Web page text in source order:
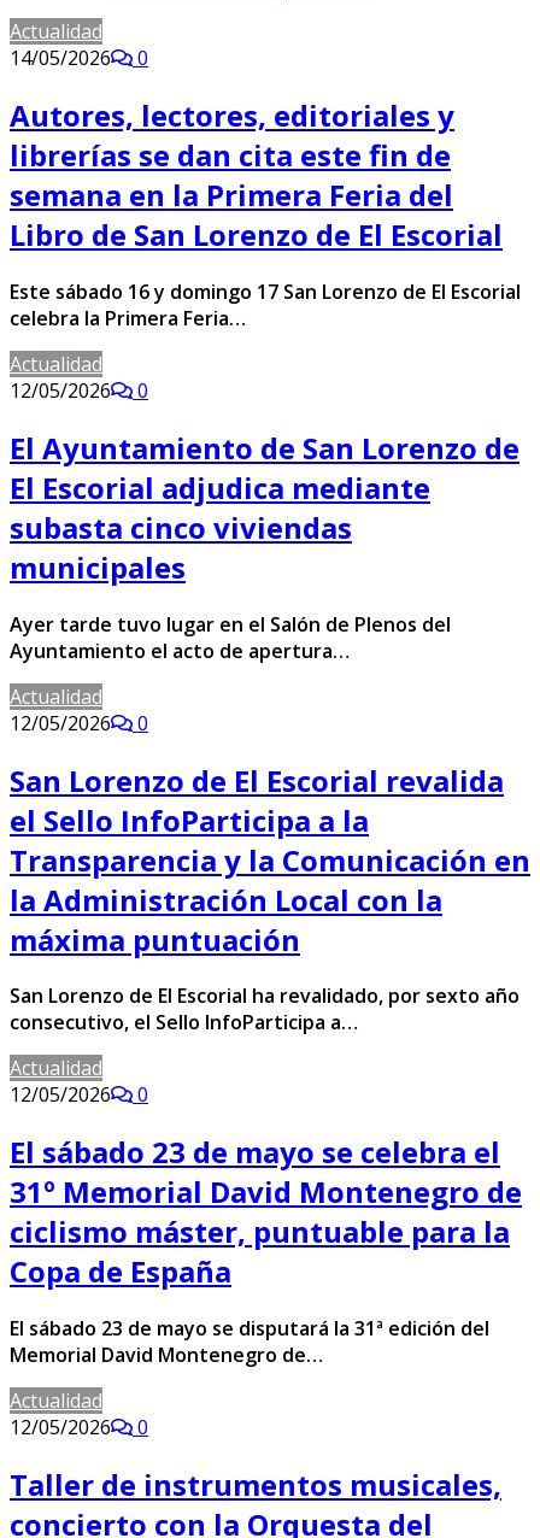
Actualidad
14/05/2026
0
Autores, lectores, editoriales y
librerías se dan cita este fin de
semana en la Primera Feria del
Libro de San Lorenzo de El Escorial
Este sábado 16 y domingo 17 San Lorenzo de El Escorial
celebra la Primera Feria…
Actualidad
12/05/2026
0
El Ayuntamiento de San Lorenzo de
El Escorial adjudica mediante
subasta cinco viviendas
municipales
Ayer tarde tuvo lugar en el Salón de Plenos del
Ayuntamiento el acto de apertura…
Actualidad
12/05/2026
0
San Lorenzo de El Escorial revalida
el Sello InfoParticipa a la
Transparencia y la Comunicación en
la Administración Local con la
máxima puntuación
San Lorenzo de El Escorial ha revalidado, por sexto año
consecutivo, el Sello InfoParticipa a…
Actualidad
12/05/2026
0
El sábado 23 de mayo se celebra el
31º Memorial David Montenegro de
ciclismo máster, puntuable para la
Copa de España
El sábado 23 de mayo se disputará la 31ª edición del
Memorial David Montenegro de…
Actualidad
12/05/2026
0
Taller de instrumentos musicales,
concierto con la Orquesta del